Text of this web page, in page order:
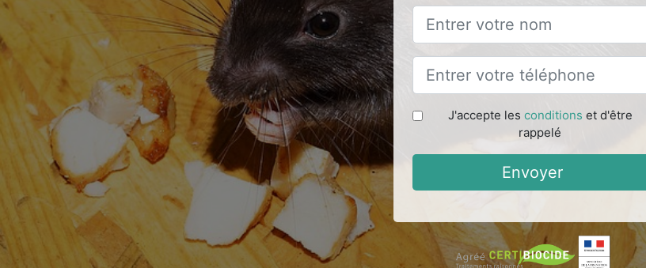
J'accepte les conditions et d'être
rappelé
Envoyer